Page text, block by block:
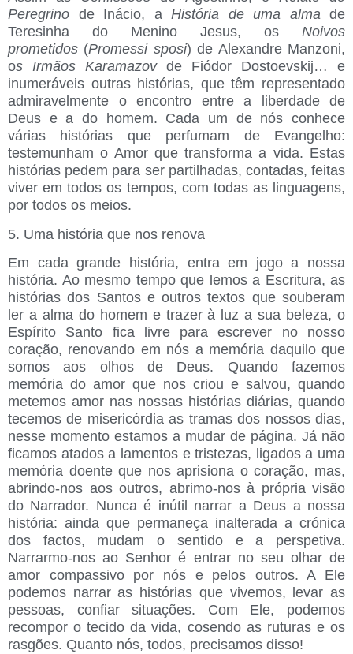
Peregrino de Inácio, a História de uma almade
Teresinha do Menino Jesus, os Noivos
prometidos (Promessi sposi) de Alexandre Manzoni,
os Irmãos Karamazovde Fiódor Dostoevskij… e
inumeráveis outras histórias, que têm representado
admiravelmente o encontro entre a liberdade de
Deus e a do homem. Cada um de nós conhece
várias histórias que perfumam de Evangelho:
testemunham o Amor que transforma a vida. Estas
histórias pedem para ser partilhadas, contadas, feitas
viver em todos os tempos, com todas as linguagens,
por todos os meios.
5. Uma história que nos renova
Em cada grande história, entra em jogo a nossa
história. Ao mesmo tempo que lemos a Escritura, as
histórias dos Santos e outros textos que souberam
ler a alma do homem e trazer à luz a sua beleza, o
Espírito Santo fica livre para escrever no nosso
coração, renovando em nós a memória daquilo que
somos aos olhos de Deus. Quando fazemos
memória do amor que nos criou e salvou, quando
metemos amor nas nossas histórias diárias, quando
tecemos de misericórdia as tramas dos nossos dias,
nesse momento estamos a mudar de página. Já não
ficamos atados a lamentos e tristezas, ligados a uma
memória doente que nos aprisiona o coração, mas,
abrindo-nos aos outros, abrimo-nos à própria visão
do Narrador. Nunca é inútil narrar a Deus a nossa
história: ainda que permaneça inalterada a crónica
dos factos, mudam o sentido e a perspetiva.
Narrarmo-nos ao Senhor é entrar no seu olhar de
amor compassivo por nós e pelos outros. A Ele
podemos narrar as histórias que vivemos, levar as
pessoas, confiar situações. Com Ele, podemos
recompor o tecido da vida, cosendo as ruturas e os
rasgões. Quanto nós, todos, precisamos disso!